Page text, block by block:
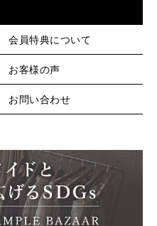
会員特典について
お客様の声
お問い合わせ